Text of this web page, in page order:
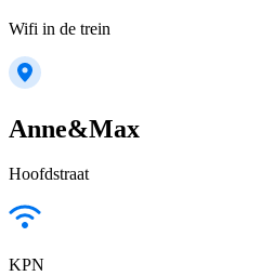
Wifi in de trein
Anne&Max
Hoofdstraat
KPN